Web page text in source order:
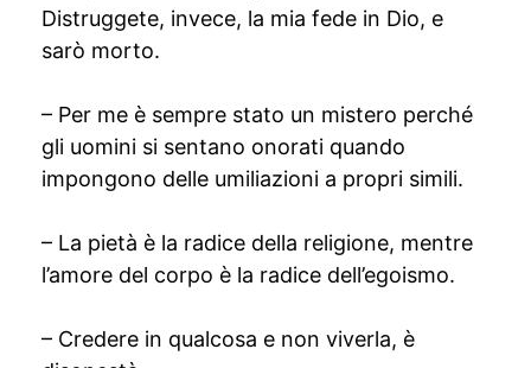
Distruggete, invece, la mia fede in Dio, e
sarò morto.
– Per me è sempre stato un mistero perché
gli uomini si sentano onorati quando
impongono delle umiliazioni a propri simili.
– La pietà è la radice della religione, mentre
l’amore del corpo è la radice dell’egoismo.
– Credere in qualcosa e non viverla, è